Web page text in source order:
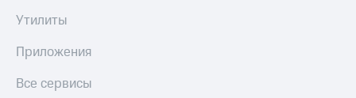
Утилиты
Приложения
Все сервисы